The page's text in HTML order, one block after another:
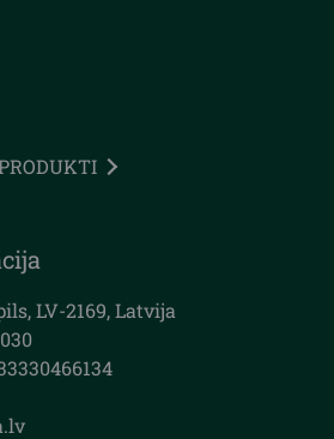
LV-2169, Latvija